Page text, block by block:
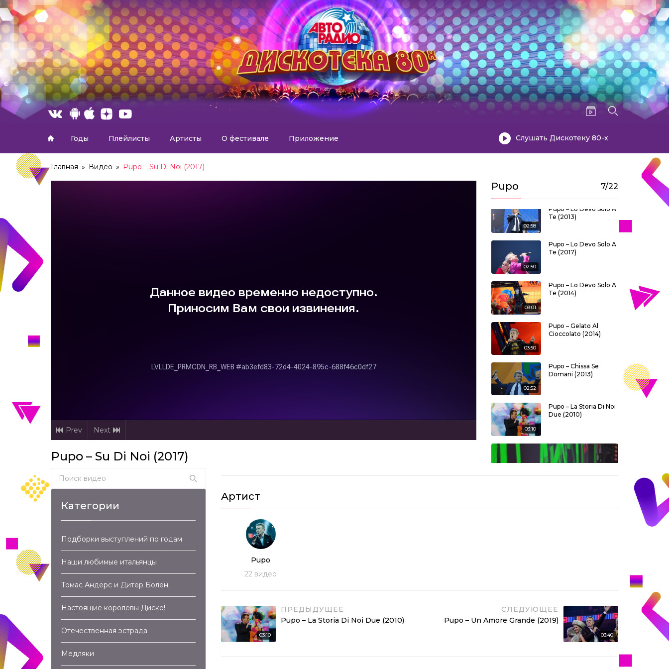
Годы Плейлисты Артисты О фестивале Приложение Слушать Дискотеку 80-х
Главная » Видео » Pupo – Su Di Noi (2017)
Prev Next
Pupo – Su Di Noi (2017)
Pupo 7/22
02:58
Pupo – Lo Devo Solo A
Te (2013)
02:50
Pupo – Lo Devo Solo A
Te (2017)
03:01
Pupo – Lo Devo Solo A
Te (2014)
03:50
Pupo – Gelato Al
Cioccolato (2014)
02:52
Pupo – Chissa Se
Domani (2013)
03:10
Pupo – La Storia Di Noi
Due (2010)
Pupo – Su Di Noi (2019)
Артист
Pupo
22 видео
03:10
ПРЕДЫДУЩЕЕ
Pupo – La Storia Di Noi Due (2010)
СЛЕДУЮЩЕЕ
Pupo – Un Amore Grande (2019)
03:40
Search for:
Категории
Подборки выступлений по годам
Наши любимые итальянцы
Томас Андерс и Дитер Болен
Настоящие королевы Диско!
Отечественная эстрада
Медляки